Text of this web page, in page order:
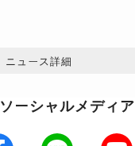
ニュース詳細
ソーシャルメディア